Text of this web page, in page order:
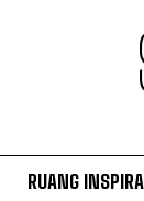
RUANG